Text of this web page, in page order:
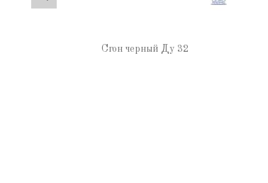
Сгон черный Ду 32